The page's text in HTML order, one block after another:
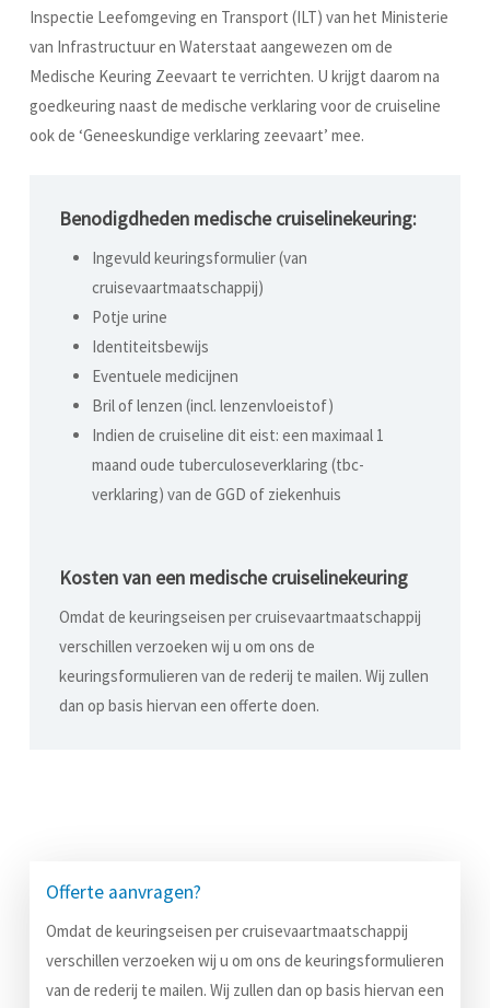
Inspectie Leefomgeving en Transport (ILT) van het Ministerie
van Infrastructuur en Waterstaat aangewezen om de
Medische Keuring Zeevaart te verrichten. U krijgt daarom na
goedkeuring naast de medische verklaring voor de cruiseline
ook de ‘Geneeskundige verklaring zeevaart’ mee.
Benodigdheden medische cruiselinekeuring:
Ingevuld keuringsformulier (van
cruisevaartmaatschappij)
Potje urine
Identiteitsbewijs
Eventuele medicijnen
Bril of lenzen (incl. lenzenvloeistof)
Indien de cruiseline dit eist: een maximaal 1
maand oude tuberculoseverklaring (tbc-
verklaring) van de GGD of ziekenhuis
Kosten van een medische cruiselinekeuring
Omdat de keuringseisen per cruisevaartmaatschappij
verschillen verzoeken wij u om ons de
keuringsformulieren van de rederij te mailen. Wij zullen
dan op basis hiervan een offerte doen.
Offerte aanvragen?
Omdat de keuringseisen per cruisevaartmaatschappij
verschillen verzoeken wij u om ons de keuringsformulieren
van de rederij te mailen. Wij zullen dan op basis hiervan een